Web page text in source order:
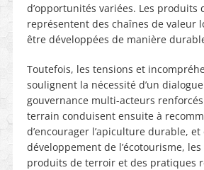
d’opportunités variées. Les produits
représentent des chaînes de valeur
être développées de manière
Toutefois, les tensions et
soulignent la nécessité d’un dialogue
gouvernance multi-acteurs
terrain conduisent ensuite à
d’encourager l’apiculture durable, et
développement de l’écotourisme,
produits de terroir et des pratiques